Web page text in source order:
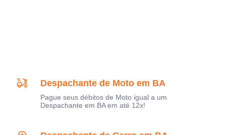
Despachante de Moto em BA
Pague seus débitos de Moto igual a um
Despachante em BA em até 12x!